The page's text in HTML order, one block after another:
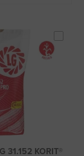
31.152 KORIT®